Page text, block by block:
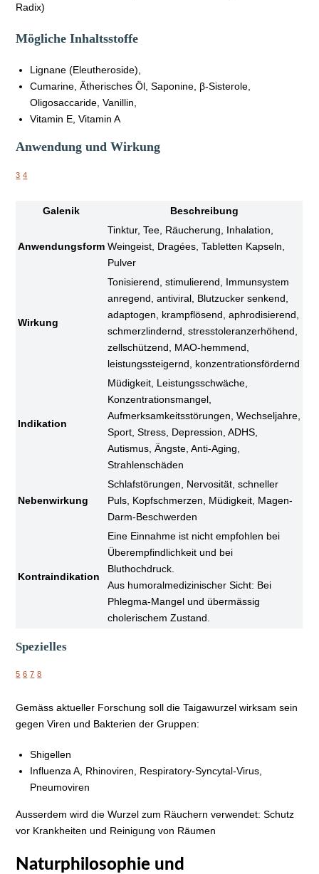
Radix)
Mögliche Inhaltsstoffe
Lignane (Eleutheroside),
Cumarine, Ätherisches Öl, Saponine, β-Sisterole,
Oligosaccaride, Vanillin,
Vitamin E, Vitamin A
Anwendung und Wirkung
3 4
Galenik Beschreibung
Anwendungsform
Tinktur, Tee, Räucherung, Inhalation,
Weingeist, Dragées, Tabletten Kapseln,
Pulver
Wirkung
Tonisierend, stimulierend, Immunsystem
anregend, antiviral, Blutzucker senkend,
adaptogen, krampflösend, aphrodisierend,
schmerzlindernd, stresstoleranzerhöhend,
zellschützend, MAO-hemmend,
leistungssteigernd, konzentrationsfördernd
Indikation
Müdigkeit, Leistungsschwäche,
Konzentrationsmangel,
Aufmerksamkeitsstörungen, Wechseljahre,
Sport, Stress, Depression, ADHS,
Autismus, Ängste, Anti-Aging,
Strahlenschäden
Nebenwirkung
Schlafstörungen, Nervosität, schneller
Puls, Kopfschmerzen, Müdigkeit, Magen-
Darm-Beschwerden
Kontraindikation
Eine Einnahme ist nicht empfohlen bei
Überempfindlichkeit und bei
Bluthochdruck.
Aus humoralmedizinischer Sicht: Bei
Phlegma-Mangel und übermässig
cholerischem Zustand.
Spezielles
5 6 7 8
Gemäss aktueller Forschung soll die Taigawurzel wirksam sein
gegen Viren und Bakterien der Gruppen:
Shigellen
Influenza A, Rhinoviren, Respiratory-Syncytal-Virus,
Pneumoviren
Ausserdem wird die Wurzel zum Räuchern verwendet: Schutz
vor Krankheiten und Reinigung von Räumen
Naturphilosophie und